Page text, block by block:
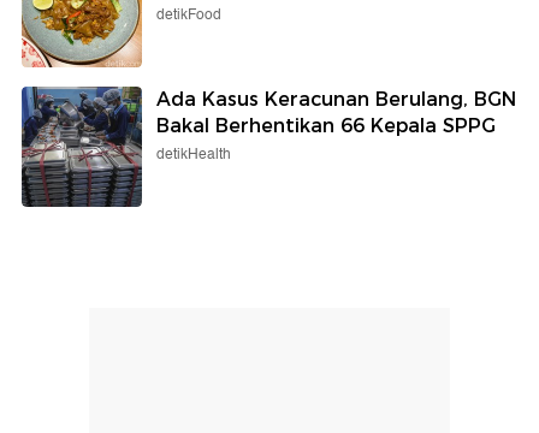
detikFood
Ada Kasus Keracunan Berulang, BGN
Bakal Berhentikan 66 Kepala SPPG
detikHealth